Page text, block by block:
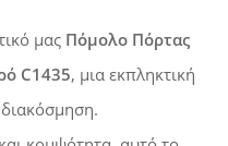
μας Πόμολο Πόρτας
C1435, μια εκπληκτική